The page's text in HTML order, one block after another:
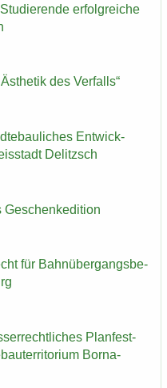
er­folg­rei­che
des Ver­falls“
Ent­wick­
De­litzsch
Ge­schen­ke­di­ti­on
für Bahn­über­gangs­be­
Plan­fest­
Borna-​